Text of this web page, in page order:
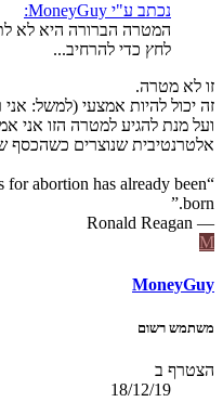
נכתב ע"י MoneyGuy:
המטרה הברורה היא לא
לחץ כדי להרחיב...
זו לא מטרה.
ועל מנת להגיע למטרה הזו אני
אלטרנטיבית שנוצרים כשהכסף
for abortion has already been
born.”
― Ronald Reagan
M
MoneyGuy
משתמש רשום
הצטרף ב
18/12/19